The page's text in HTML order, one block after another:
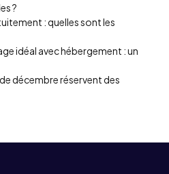
?
: quelles sont les
idéal avec hébergement : un
décembre réservent des